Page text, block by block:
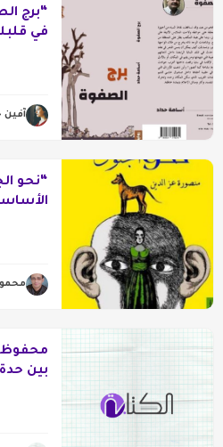
“برج
في
آفين
“نحو
محفوظ..
بين